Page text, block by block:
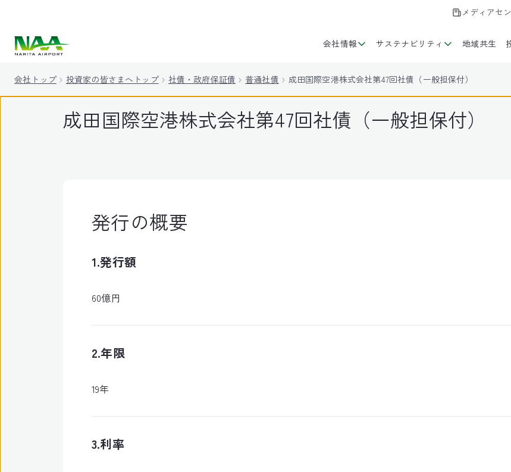
メディアセ
会社情報 サステナビリティ 地域共生
会社トップ 投資家の皆さまへトップ 社債・政府保証債 普通社債 成田国際空港株式会社第47回社債（一般担保付）
成田国際空港株式会社第47回社債（一般担保付）
発行の概要
1.発行額
60億円
2.年限
19年
3.利率